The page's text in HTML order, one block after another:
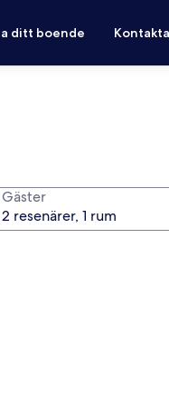
ditt boende
Gäster